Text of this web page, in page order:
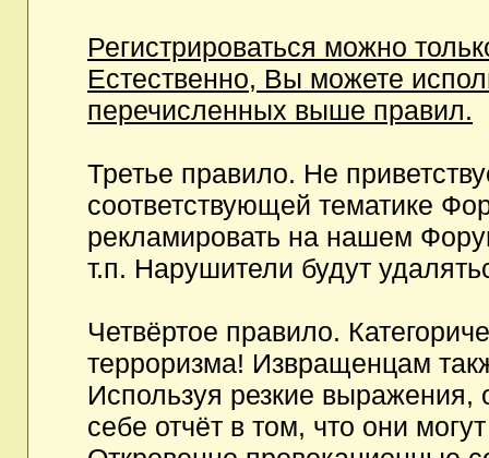
Регистрироваться можно
Естественно, Вы можете
перечисленных выше правил.
Третье правило. Не
соответствующей тематике
рекламировать на нашем
т.п. Нарушители будут
Четвёртое правило.
терроризма! Извращенцам
Используя резкие выражения,
себе отчёт в том, что они